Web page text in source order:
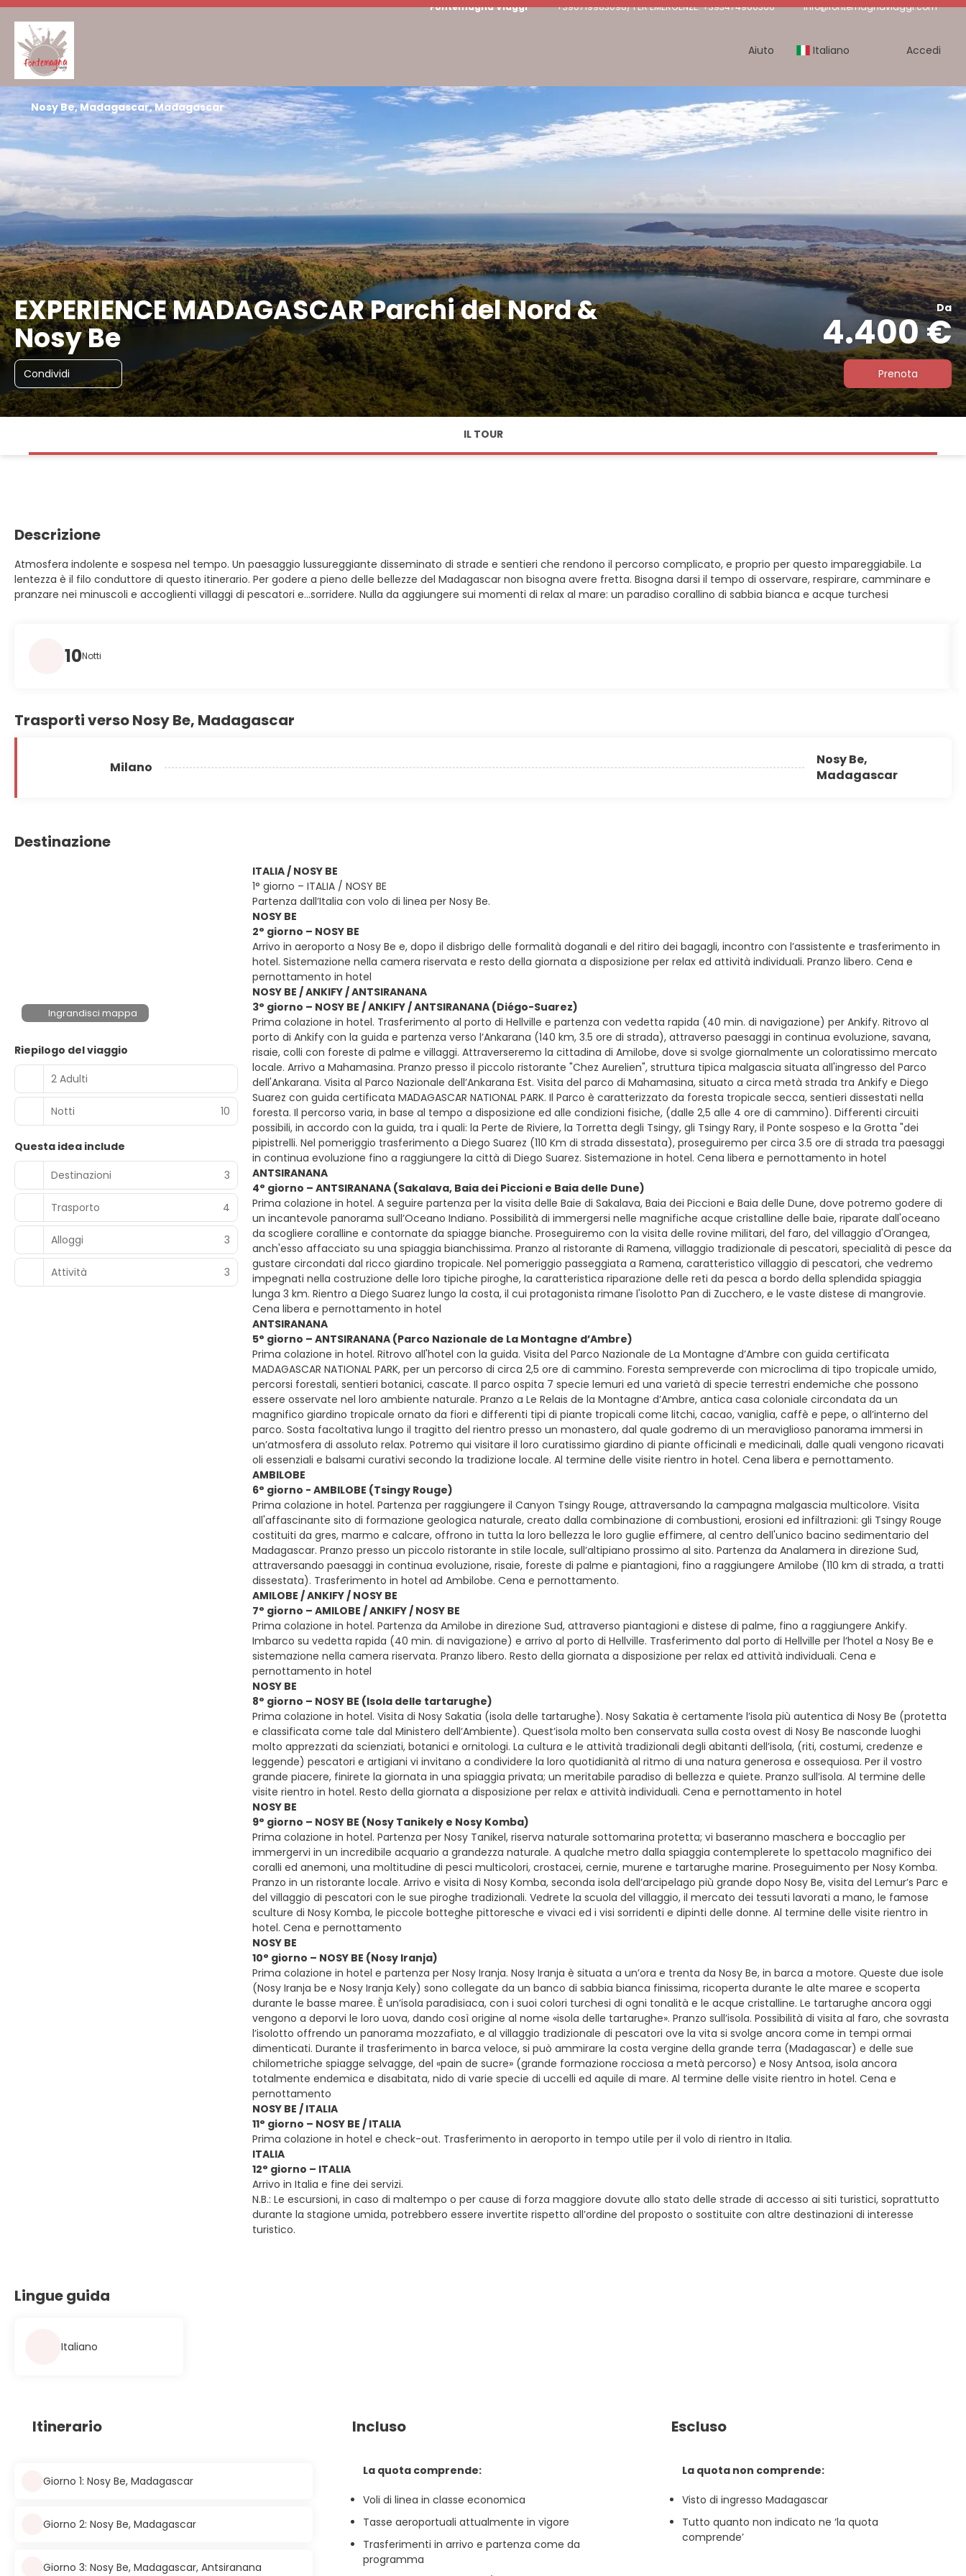
Fontemagna Viaggi +390719983098/ PER EMERGENZE: +393474960366 info@fontemagnaviaggi.com
Aiuto Italiano Accedi
EXPERIENCE MADAGASCAR Parchi del Nord &
Nosy Be
Da
4.400 €
Condividi Prenota
Nosy Be, Madagascar, Madagascar
IL TOUR
Descrizione
Atmosfera indolente e sospesa nel tempo. Un paesaggio lussureggiante disseminato di strade e sentieri che rendono il percorso complicato, e proprio per questo impareggiabile. La
lentezza è il filo conduttore di questo itinerario. Per godere a pieno delle bellezze del Madagascar non bisogna avere fretta. Bisogna darsi il tempo di osservare, respirare, camminare e
pranzare nei minuscoli e accoglienti villaggi di pescatori e…sorridere. Nulla da aggiungere sui momenti di relax al mare: un paradiso corallino di sabbia bianca e acque turchesi
10Notti
Trasporti verso Nosy Be, Madagascar
Milano
Nosy Be,
Madagascar
Destinazione
Ingrandisci mappa
Riepilogo del viaggio
2 Adulti
Notti 10
Questa idea include
Destinazioni
3
Trasporto 4
Alloggi 3
Attività 3
ITALIA / NOSY BE
1° giorno – ITALIA / NOSY BE
Partenza dall’Italia con volo di linea per Nosy Be.
NOSY BE
2° giorno – NOSY BE
Arrivo in aeroporto a Nosy Be e, dopo il disbrigo delle formalità doganali e del ritiro dei bagagli, incontro con l’assistente e trasferimento in
hotel. Sistemazione nella camera riservata e resto della giornata a disposizione per relax ed attività individuali. Pranzo libero. Cena e
pernottamento in hotel
NOSY BE / ANKIFY / ANTSIRANANA
3° giorno – NOSY BE / ANKIFY / ANTSIRANANA (Diégo-Suarez)
Prima colazione in hotel. Trasferimento al porto di Hellville e partenza con vedetta rapida (40 min. di navigazione) per Ankify. Ritrovo al
porto di Ankify con la guida e partenza verso l’Ankarana (140 km, 3.5 ore di strada), attraverso paesaggi in continua evoluzione, savana,
risaie, colli con foreste di palme e villaggi. Attraverseremo la cittadina di Amilobe, dove si svolge giornalmente un coloratissimo mercato
locale. Arrivo a Mahamasina. Pranzo presso il piccolo ristorante "Chez Aurelien", struttura tipica malgascia situata all'ingresso del Parco
dell'Ankarana. Visita al Parco Nazionale dell’Ankarana Est. Visita del parco di Mahamasina, situato a circa metà strada tra Ankify e Diego
Suarez con guida certificata MADAGASCAR NATIONAL PARK. Il Parco è caratterizzato da foresta tropicale secca, sentieri dissestati nella
foresta. Il percorso varia, in base al tempo a disposizione ed alle condizioni fisiche, (dalle 2,5 alle 4 ore di cammino). Differenti circuiti
possibili, in accordo con la guida, tra i quali: la Perte de Riviere, la Torretta degli Tsingy, gli Tsingy Rary, il Ponte sospeso e la Grotta "dei
pipistrelli. Nel pomeriggio trasferimento a Diego Suarez (110 Km di strada dissestata), proseguiremo per circa 3.5 ore di strada tra paesaggi
in continua evoluzione fino a raggiungere la città di Diego Suarez. Sistemazione in hotel. Cena libera e pernottamento in hotel
ANTSIRANANA
4° giorno – ANTSIRANANA (Sakalava, Baia dei Piccioni e Baia delle Dune)
Prima colazione in hotel. A seguire partenza per la visita delle Baie di Sakalava, Baia dei Piccioni e Baia delle Dune, dove potremo godere di
un incantevole panorama sull’Oceano Indiano. Possibilità di immergersi nelle magnifiche acque cristalline delle baie, riparate dall'oceano
da scogliere coralline e contornate da spiagge bianche. Proseguiremo con la visita delle rovine militari, del faro, del villaggio d'Orangea,
anch'esso affacciato su una spiaggia bianchissima. Pranzo al ristorante di Ramena, villaggio tradizionale di pescatori, specialità di pesce da
gustare circondati dal ricco giardino tropicale. Nel pomeriggio passeggiata a Ramena, caratteristico villaggio di pescatori, che vedremo
impegnati nella costruzione delle loro tipiche piroghe, la caratteristica riparazione delle reti da pesca a bordo della splendida spiaggia
lunga 3 km. Rientro a Diego Suarez lungo la costa, il cui protagonista rimane l'isolotto Pan di Zucchero, e le vaste distese di mangrovie.
Cena libera e pernottamento in hotel
ANTSIRANANA
5° giorno – ANTSIRANANA (Parco Nazionale de La Montagne d’Ambre)
Prima colazione in hotel. Ritrovo all'hotel con la guida. Visita del Parco Nazionale de La Montagne d’Ambre con guida certificata
MADAGASCAR NATIONAL PARK, per un percorso di circa 2,5 ore di cammino. Foresta sempreverde con microclima di tipo tropicale umido,
percorsi forestali, sentieri botanici, cascate. Il parco ospita 7 specie lemuri ed una varietà di specie terrestri endemiche che possono
essere osservate nel loro ambiente naturale. Pranzo a Le Relais de la Montagne d’Ambre, antica casa coloniale circondata da un
magnifico giardino tropicale ornato da fiori e differenti tipi di piante tropicali come litchi, cacao, vaniglia, caffè e pepe, o all’interno del
parco. Sosta facoltativa lungo il tragitto del rientro presso un monastero, dal quale godremo di un meraviglioso panorama immersi in
un’atmosfera di assoluto relax. Potremo qui visitare il loro curatissimo giardino di piante officinali e medicinali, dalle quali vengono ricavati
oli essenziali e balsami curativi secondo la tradizione locale. Al termine delle visite rientro in hotel. Cena libera e pernottamento.
AMBILOBE
6° giorno - AMBILOBE (Tsingy Rouge)
Prima colazione in hotel. Partenza per raggiungere il Canyon Tsingy Rouge, attraversando la campagna malgascia multicolore. Visita
all'affascinante sito di formazione geologica naturale, creato dalla combinazione di combustioni, erosioni ed infiltrazioni: gli Tsingy Rouge
costituiti da gres, marmo e calcare, offrono in tutta la loro bellezza le loro guglie effimere, al centro dell'unico bacino sedimentario del
Madagascar. Pranzo presso un piccolo ristorante in stile locale, sull’altipiano prossimo al sito. Partenza da Analamera in direzione Sud,
attraversando paesaggi in continua evoluzione, risaie, foreste di palme e piantagioni, fino a raggiungere Amilobe (110 km di strada, a tratti
dissestata). Trasferimento in hotel ad Ambilobe. Cena e pernottamento.
AMILOBE / ANKIFY / NOSY BE
7° giorno – AMILOBE / ANKIFY / NOSY BE
Prima colazione in hotel. Partenza da Amilobe in direzione Sud, attraverso piantagioni e distese di palme, fino a raggiungere Ankify.
Imbarco su vedetta rapida (40 min. di navigazione) e arrivo al porto di Hellville. Trasferimento dal porto di Hellville per l’hotel a Nosy Be e
sistemazione nella camera riservata. Pranzo libero. Resto della giornata a disposizione per relax ed attività individuali. Cena e
pernottamento in hotel
NOSY BE
8° giorno – NOSY BE (Isola delle tartarughe)
Prima colazione in hotel. Visita di Nosy Sakatia (isola delle tartarughe). Nosy Sakatia è certamente l’isola più autentica di Nosy Be (protetta
e classificata come tale dal Ministero dell’Ambiente). Quest’isola molto ben conservata sulla costa ovest di Nosy Be nasconde luoghi
molto apprezzati da scienziati, botanici e ornitologi. La cultura e le attività tradizionali degli abitanti dell’isola, (riti, costumi, credenze e
leggende) pescatori e artigiani vi invitano a condividere la loro quotidianità al ritmo di una natura generosa e ossequiosa. Per il vostro
grande piacere, finirete la giornata in una spiaggia privata; un meritabile paradiso di bellezza e quiete. Pranzo sull’isola. Al termine delle
visite rientro in hotel. Resto della giornata a disposizione per relax e attività individuali. Cena e pernottamento in hotel
NOSY BE
9° giorno – NOSY BE (Nosy Tanikely e Nosy Komba)
Prima colazione in hotel. Partenza per Nosy Tanikel, riserva naturale sottomarina protetta; vi baseranno maschera e boccaglio per
immergervi in un incredibile acquario a grandezza naturale. A qualche metro dalla spiaggia contemplerete lo spettacolo magnifico dei
coralli ed anemoni, una moltitudine di pesci multicolori, crostacei, cernie, murene e tartarughe marine. Proseguimento per Nosy Komba.
Pranzo in un ristorante locale. Arrivo e visita di Nosy Komba, seconda isola dell’arcipelago più grande dopo Nosy Be, visita del Lemur’s Parc e
del villaggio di pescatori con le sue piroghe tradizionali. Vedrete la scuola del villaggio, il mercato dei tessuti lavorati a mano, le famose
sculture di Nosy Komba, le piccole botteghe pittoresche e vivaci ed i visi sorridenti e dipinti delle donne. Al termine delle visite rientro in
hotel. Cena e pernottamento
NOSY BE
10° giorno – NOSY BE (Nosy Iranja)
Prima colazione in hotel e partenza per Nosy Iranja. Nosy Iranja è situata a un’ora e trenta da Nosy Be, in barca a motore. Queste due isole
(Nosy Iranja be e Nosy Iranja Kely) sono collegate da un banco di sabbia bianca finissima, ricoperta durante le alte maree e scoperta
durante le basse maree. È un’isola paradisiaca, con i suoi colori turchesi di ogni tonalità e le acque cristalline. Le tartarughe ancora oggi
vengono a deporvi le loro uova, dando così origine al nome «isola delle tartarughe». Pranzo sull’isola. Possibilità di visita al faro, che sovrasta
l’isolotto offrendo un panorama mozzafiato, e al villaggio tradizionale di pescatori ove la vita si svolge ancora come in tempi ormai
dimenticati. Durante il trasferimento in barca veloce, si può ammirare la costa vergine della grande terra (Madagascar) e delle sue
chilometriche spiagge selvagge, del «pain de sucre» (grande formazione rocciosa a metà percorso) e Nosy Antsoa, isola ancora
totalmente endemica e disabitata, nido di varie specie di uccelli ed aquile di mare. Al termine delle visite rientro in hotel. Cena e
pernottamento
NOSY BE / ITALIA
11° giorno – NOSY BE / ITALIA
Prima colazione in hotel e check-out. Trasferimento in aeroporto in tempo utile per il volo di rientro in Italia.
ITALIA
12° giorno – ITALIA
Arrivo in Italia e fine dei servizi.
N.B.: Le escursioni, in caso di maltempo o per cause di forza maggiore dovute allo stato delle strade di accesso ai siti turistici, soprattutto
durante la stagione umida, potrebbero essere invertite rispetto all’ordine del proposto o sostituite con altre destinazioni di interesse
turistico.
Lingue guida
Italiano
Itinerario
Giorno 1: Nosy Be, Madagascar
Giorno 2: Nosy Be, Madagascar
Giorno 3: Nosy Be, Madagascar, Antsiranana
Incluso
La quota comprende:
Voli di linea in classe economica
Tasse aeroportuali attualmente in vigore
Trasferimenti in arrivo e partenza come da
programma
Escluso
La quota non comprende:
Visto di ingresso Madagascar
Tutto quanto non indicato ne ‘la quota
comprende’